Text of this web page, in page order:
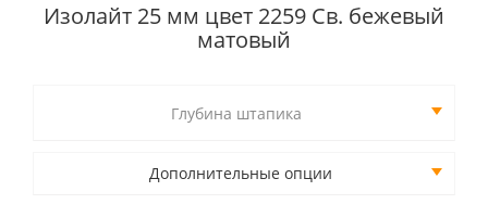
Изолайт 25 мм цвет 2259 Св. бежевый
матовый
Глубина штапика
Дополнительные опции